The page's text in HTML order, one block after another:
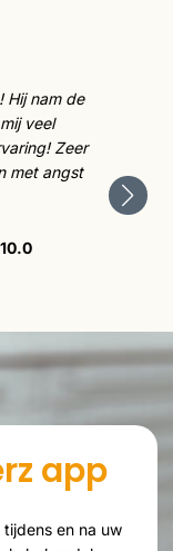
Hij nam de
veel
Zeer
met angst
app
en na uw